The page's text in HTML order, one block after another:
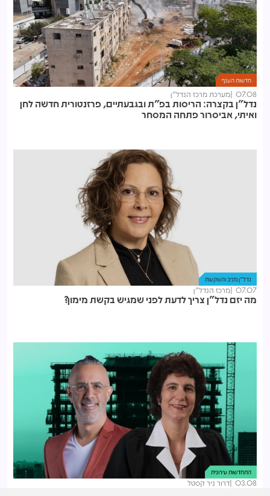
חדשות הענף
07.08 מערכת מרכז הנדל"ן
נדל"ן בקצרה: הריסות בפ"ת ובגבעתיים, פרזנטורית חדשה לחן
ואיתי, אביסרור פתחה המסחר
נדל"ן מניב והשקעות
07.07 מרכז הנדל"ן
מה יזם נדל"ן צריך לדעת לפני שמגיש בקשת מימון?
התחדשות עירונית
03.08 דרור ניר קסטל